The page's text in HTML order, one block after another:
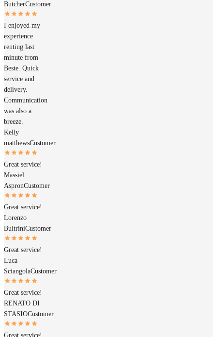
ButcherCustomer
I enjoyed my
experience
renting last
minute from
Beste. Quick
service and
delivery.
Communication
was also a
breeze.
Kelly
matthewsCustomer
Great service!
Massiel
AspronCustomer
Great service!
Lorenzo
BultriniCustomer
Great service!
Luca
SciangolaCustomer
Great service!
RENATO DI
STASIOCustomer
Great service!